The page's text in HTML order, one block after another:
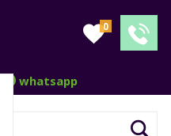
0
whatsapp